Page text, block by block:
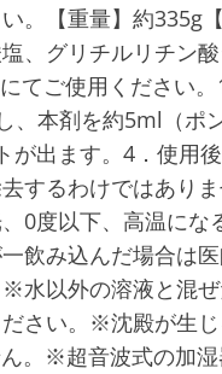
。【重量】約335g
、グリチルリチン
てご使用ください。
、本剤を約5ml（ポ
が出ます。4．使用
するわけではあり
0度以下、高温にな
飲み込んだ場合は
水以外の溶液と混ぜ
さい。※沈殿が生じ
。※超音波式の加